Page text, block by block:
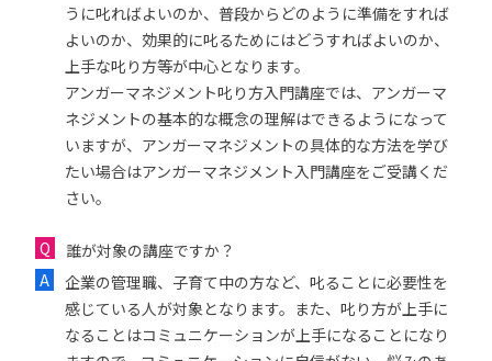
うに叱ればよいのか、普段からどのように準備をすれば
よいのか、効果的に叱るためにはどうすればよいのか、
上手な叱り方等が中心となります。
アンガーマネジメント叱り方入門講座では、アンガーマ
ネジメントの基本的な概念の理解はできるようになって
いますが、アンガーマネジメントの具体的な方法を学び
たい場合はアンガーマネジメント入門講座をご受講くだ
さい。
誰が対象の講座ですか？
企業の管理職、子育て中の方など、叱ることに必要性を
感じている人が対象となります。また、叱り方が上手に
なることはコミュニケーションが上手になることになり